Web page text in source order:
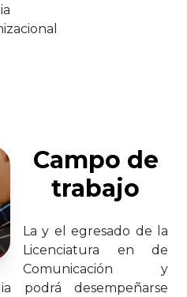
Campo de
trabajo
La y el egresado de la
Licenciatura en de
Comunicación y
podrá desempeñarse